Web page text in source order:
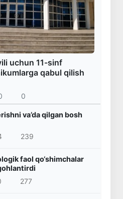
uchun 11-sinf
qabul qilish
0
va’da qilgan bosh
239
faol qo‘shimchalar
277